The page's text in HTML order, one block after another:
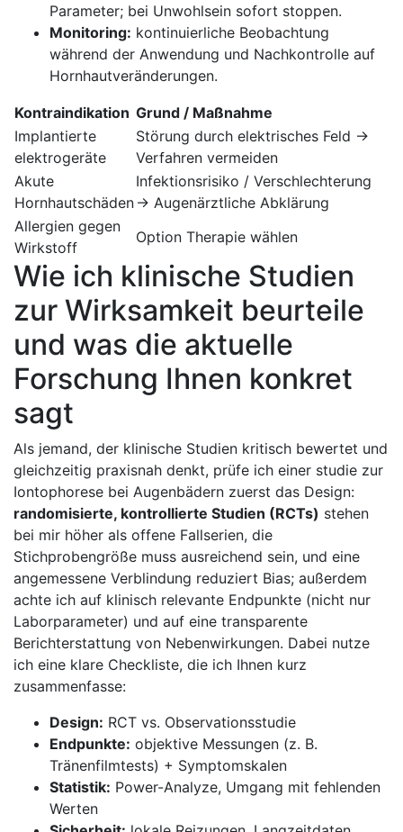
Parameter; bei Unwohlsein sofort stoppen.
Monitoring: kontinuierliche‌ Beobachtung‍
während der Anwendung⁣ und Nachkontrolle auf
Hornhautveränderungen.
Kontraindikation Grund‍ / Maßnahme
Implantierte‍
elektrogeräte
Störung ⁤durch⁤ elektrisches Feld⁣ →
Verfahren vermeiden
Akute
⁢Hornhautschäden
Infektionsrisiko /⁤ Verschlechterung
→‍ Augenärztliche Abklärung
Allergien ‌gegen
Wirkstoff
Option ‌Therapie wählen
Wie⁣ ich klinische Studien
zur Wirksamkeit beurteile​
und​ was ‍die aktuelle​
Forschung Ihnen konkret
sagt
Als jemand, ‌der ‍klinische ⁣Studien kritisch bewertet und
gleichzeitig praxisnah denkt, prüfe⁢ ich einer studie ⁤zur⁣
Iontophorese bei Augenbädern zuerst das Design: ‍
randomisierte, ​kontrollierte ⁤Studien (RCTs) stehen
bei ⁢mir ‍höher als offene ⁢Fallserien, die
Stichprobengröße muss ausreichend sein, und eine
angemessene Verblindung reduziert Bias; ‍außerdem
achte‌ ich​ auf ‍klinisch ‌relevante Endpunkte (nicht nur
Laborparameter) und ​auf eine transparente
Berichterstattung ​von Nebenwirkungen. Dabei nutze‌
ich⁣ eine ‌klare Checkliste,‌ die‍ ich Ihnen kurz
zusammenfasse:
Design: RCT⁣ vs. Observationsstudie
Endpunkte: objektive Messungen ‌(z.​ B.
Tränenfilmtests) + Symptomskalen
Statistik: Power-Analyze,‌ Umgang mit fehlenden
Werten